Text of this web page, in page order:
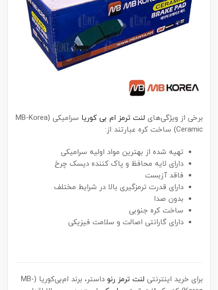
برخی از ویژگی‌های لنت ترمز ام بی کوریا
سرامیکی (MB-Korea
Ceramic) ساخت کره عبارتند از:
تهیه شده از بهترین مواد اولیه سرامیکی
دارای لایه محافظ و پاک کننده دیسک چرخ
فاقد آزبست
دارای قدرت ترمزگیری بالا در شرایط مختلف
بدون صدا
ساخت کره جنوبی
دارای گارانتی اصالت و سلامت فیزیکی
برای خرید اینترنتی لنت ترمز رنو
داستر، برند ام‌بی‌کوریا (MB-